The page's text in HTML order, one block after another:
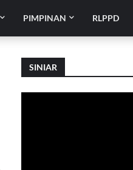
PIMPINAN RLPPD
SINIAR